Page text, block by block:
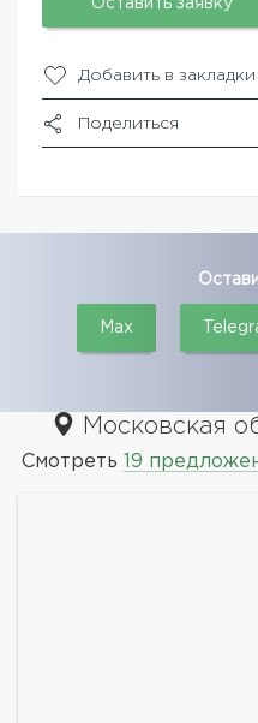
Оставить заявку
Добавить в закладки
Поделиться
Max
Московская
Смотреть 19